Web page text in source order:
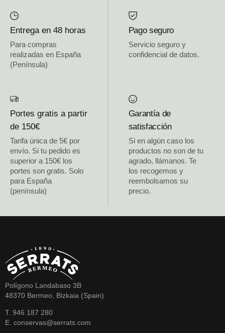
Entrega en 48 horas
Para compras
realizadas en España
(Península)
Pago seguro
Servicio seguro y
confidencial de datos.
Portes gratis a partir
de 150€
Tarifa única de 5€ por
envío. Si tu pedido es
superior a 150€ los
portes son gratis. Solo
para España
(península)
Garantía de
satisfacción
Si en algún caso los
productos no son de tu
agrado, llámanos. Te
los recogemos y
reembolsamos su
precio.
Polígono Landabaso 3B
48370 Bermeo, Bizkaia (Spain)
T. 946 187 280
E. conservas@serrats.com